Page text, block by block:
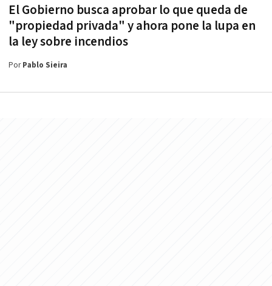
El Gobierno busca aprobar lo que queda de
"propiedad privada" y ahora pone la lupa en
la ley sobre incendios
PorPablo Sieira